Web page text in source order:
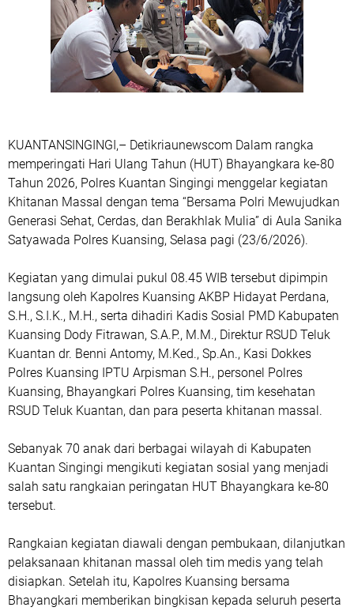
KUANTANSINGINGI,– Detikriaunewscom Dalam rangka
memperingati Hari Ulang Tahun (HUT) Bhayangkara ke-80
Tahun 2026, Polres Kuantan Singingi menggelar kegiatan
Khitanan Massal dengan tema “Bersama Polri Mewujudkan
Generasi Sehat, Cerdas, dan Berakhlak Mulia” di Aula Sanika
Satyawada Polres Kuansing, Selasa pagi (23/6/2026).
Kegiatan yang dimulai pukul 08.45 WIB tersebut dipimpin
langsung oleh Kapolres Kuansing AKBP Hidayat Perdana,
S.H., S.I.K., M.H., serta dihadiri Kadis Sosial PMD Kabupaten
Kuansing Dody Fitrawan, S.A.P., M.M., Direktur RSUD Teluk
Kuantan dr. Benni Antomy, M.Ked., Sp.An., Kasi Dokkes
Polres Kuansing IPTU Arpisman S.H., personel Polres
Kuansing, Bhayangkari Polres Kuansing, tim kesehatan
RSUD Teluk Kuantan, dan para peserta khitanan massal.
Sebanyak 70 anak dari berbagai wilayah di Kabupaten
Kuantan Singingi mengikuti kegiatan sosial yang menjadi
salah satu rangkaian peringatan HUT Bhayangkara ke-80
tersebut.
Rangkaian kegiatan diawali dengan pembukaan, dilanjutkan
pelaksanaan khitanan massal oleh tim medis yang telah
disiapkan. Setelah itu, Kapolres Kuansing bersama
Bhayangkari memberikan bingkisan kepada seluruh peserta